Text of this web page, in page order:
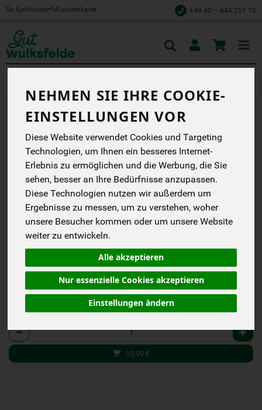
NEHMEN SIE IHRE COOKIE-
EINSTELLUNGEN VOR
Diese Website verwendet Cookies und Targeting
Technologien, um Ihnen ein besseres Internet-
Erlebnis zu ermöglichen und die Werbung, die Sie
sehen, besser an Ihre Bedürfnisse anzupassen.
Diese Technologien nutzen wir außerdem um
Ergebnisse zu messen, um zu verstehen, woher
unsere Besucher kommen oder um unsere Website
weiter zu entwickeln.
Alle akzeptieren
Nur essenzielle Cookies akzeptieren
Einstellungen ändern
So funktioniert’s Kundenkarte +49 40 – 644 251 10
GLAS RINDERGULASCH IN
SOSSE 400 ML
DB
DE-ÖKO-006
MEHRWEG
(27,48 € / kg)
inkl. 7% MwSt.
400 g
Anzahl
10,99 €
Toggle
cart